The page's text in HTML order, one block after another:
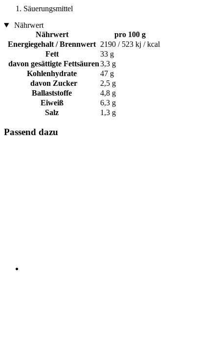
Säuerungsmittel
Nährwert
Nährwert
pro 100 g
Energiegehalt / Brennwert 2190 / 523 kj / kcal
Fett
33 g
davon gesättigte Fettsäuren3,3 g
Kohlenhydrate
47 g
davon Zucker
2,5 g
Ballaststoffe
4,8 g
Eiweiß
6,3 g
Salz
1,3 g
Passend dazu